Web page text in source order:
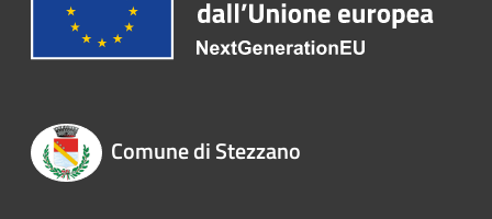
Comune di Stezzano